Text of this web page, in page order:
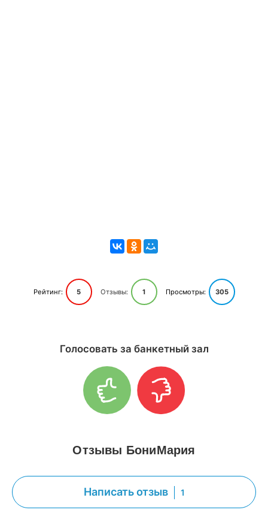
Рейтинг: 5 Отзывы: 1 Просмотры: 305
Голосовать за банкетный зал
Отзывы БониМария
Написать отзыв 1